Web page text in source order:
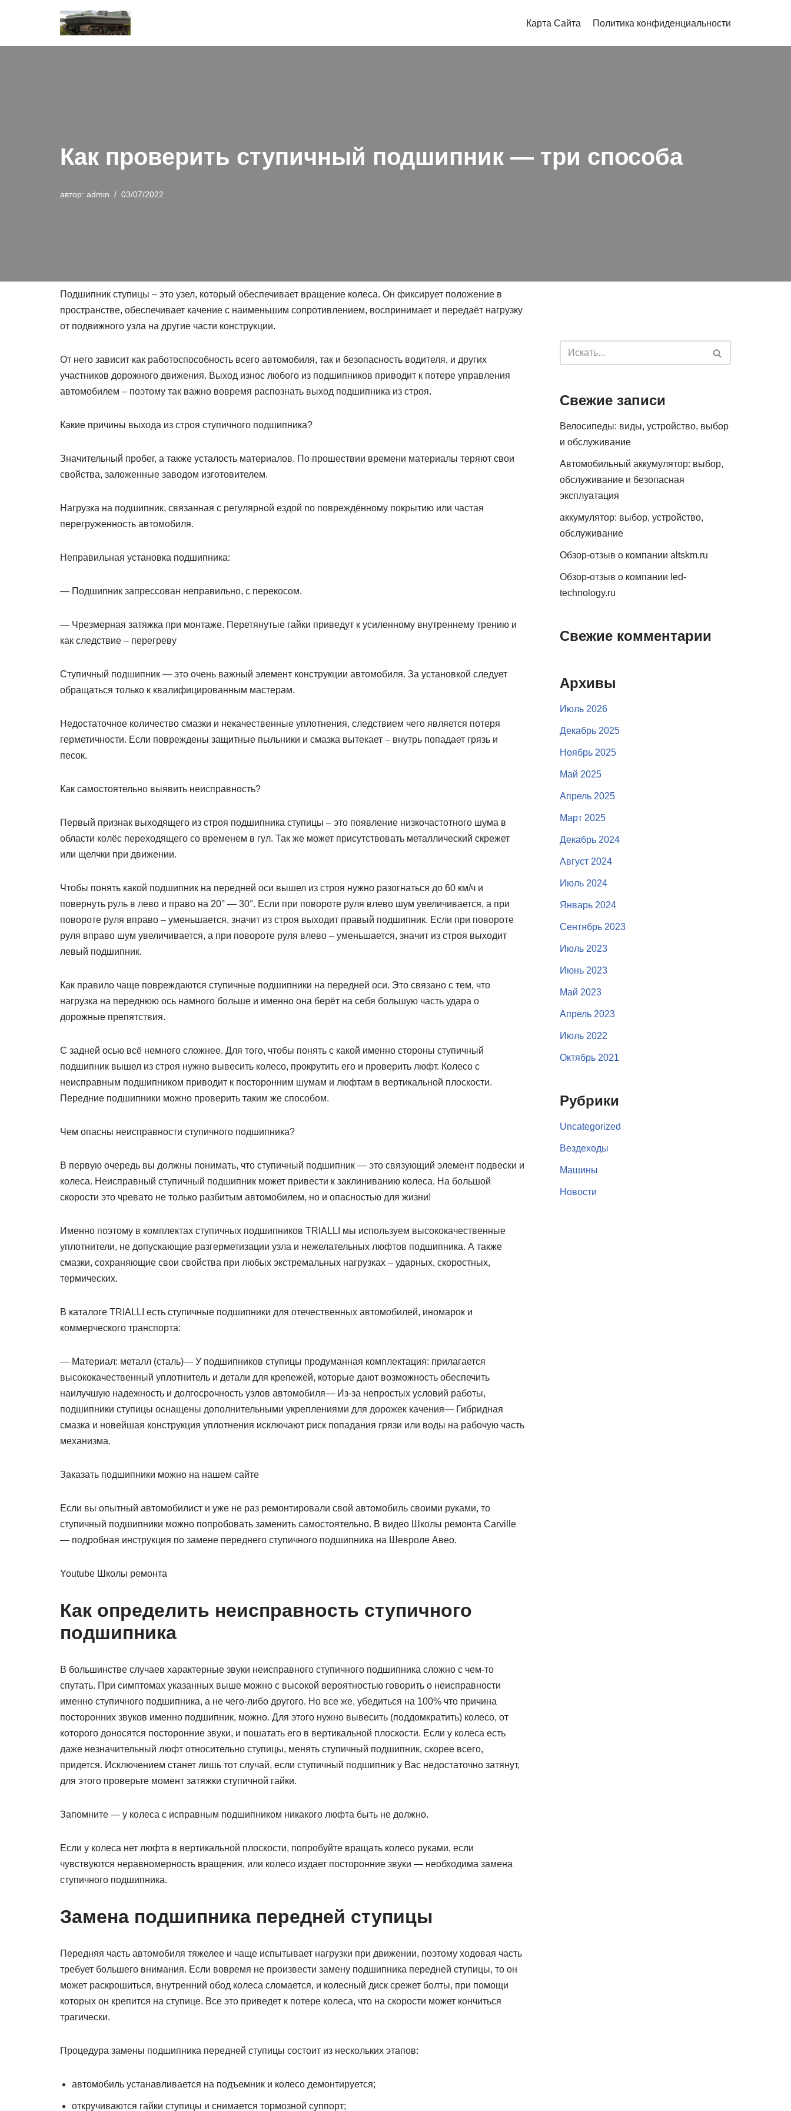
к
Карта Сайта Политика конфиденциальности
Как проверить ступичный подшипник — три способа
автор: admin 03/07/2022
Подшипник ступицы – это узел, который обеспечивает вращение колеса. Он фиксирует положение в
пространстве, обеспечивает качение с наименьшим сопротивлением, воспринимает и передаёт нагрузку
от подвижного узла на другие части конструкции.
От него зависит как работоспособность всего автомобиля, так и безопасность водителя, и других
участников дорожного движения. Выход износ любого из подшипников приводит к потере управления
автомобилем – поэтому так важно вовремя распознать выход подшипника из строя.
Какие причины выхода из строя ступичного подшипника?
Значительный пробег, а также усталость материалов. По прошествии времени материалы теряют свои
свойства, заложенные заводом изготовителем.
Нагрузка на подшипник, связанная с регулярной ездой по повреждённому покрытию или частая
перегруженность автомобиля.
Неправильная установка подшипника:
— Подшипник запрессован неправильно, с перекосом.
— Чрезмерная затяжка при монтаже. Перетянутые гайки приведут к усиленному внутреннему трению и
как следствие – перегреву
Ступичный подшипник — это очень важный элемент конструкции автомобиля. За установкой следует
обращаться только к квалифицированным мастерам.
Недостаточное количество смазки и некачественные уплотнения, следствием чего является потеря
герметичности. Если повреждены защитные пыльники и смазка вытекает – внутрь попадает грязь и
песок.
Как самостоятельно выявить неисправность?
Первый признак выходящего из строя подшипника ступицы – это появление низкочастотного шума в
области колёс переходящего со временем в гул. Так же может присутствовать металлический скрежет
или щелчки при движении.
Чтобы понять какой подшипник на передней оси вышел из строя нужно разогнаться до 60 км/ч и
повернуть руль в лево и право на 20° — 30°. Если при повороте руля влево шум увеличивается, а при
повороте руля вправо – уменьшается, значит из строя выходит правый подшипник. Если при повороте
руля вправо шум увеличивается, а при повороте руля влево – уменьшается, значит из строя выходит
левый подшипник.
Как правило чаще повреждаются ступичные подшипники на передней оси. Это связано с тем, что
нагрузка на переднюю ось намного больше и именно она берёт на себя большую часть удара о
дорожные препятствия.
С задней осью всё немного сложнее. Для того, чтобы понять с какой именно стороны ступичный
подшипник вышел из строя нужно вывесить колесо, прокрутить его и проверить люфт. Колесо с
неисправным подшипником приводит к посторонним шумам и люфтам в вертикальной плоскости.
Передние подшипники можно проверить таким же способом.
Чем опасны неисправности ступичного подшипника?
В первую очередь вы должны понимать, что ступичный подшипник — это связующий элемент подвески и
колеса. Неисправный ступичный подшипник может привести к заклиниванию колеса. На большой
скорости это чревато не только разбитым автомобилем, но и опасностью для жизни!
Именно поэтому в комплектах ступичных подшипников TRIALLI мы используем высококачественные
уплотнители, не допускающие разгерметизации узла и нежелательных люфтов подшипника. А также
смазки, сохраняющие свои свойства при любых экстремальных нагрузках – ударных, скоростных,
термических.
В каталоге TRIALLI есть ступичные подшипники для отечественных автомобилей, иномарок и
коммерческого транспорта:
— Материал: металл (сталь)— У подшипников ступицы продуманная комплектация: прилагается
высококачественный уплотнитель и детали для крепежей, которые дают возможность обеспечить
наилучшую надежность и долгосрочность узлов автомобиля— Из-за непростых условий работы,
подшипники ступицы оснащены дополнительными укреплениями для дорожек качения— Гибридная
смазка и новейшая конструкция уплотнения исключают риск попадания грязи или воды на рабочую часть
механизма.
Заказать подшипники можно на нашем сайте
Если вы опытный автомобилист и уже не раз ремонтировали свой автомобиль своими руками, то
ступичный подшипники можно попробовать заменить самостоятельно. В видео Школы ремонта Carville
— подробная инструкция по замене переднего ступичного подшипника на Шевроле Авео.
Youtube Школы ремонта
Как определить неисправность ступичного
подшипника
В большинстве случаев характерные звуки неисправного ступичного подшипника сложно с чем-то
спутать. При симптомах указанных выше можно с высокой вероятностью говорить о неисправности
именно ступичного подшипника, а не чего-либо другого. Но все же, убедиться на 100% что причина
посторонних звуков именно подшипник, можно. Для этого нужно вывесить (поддомкратить) колесо, от
которого доносятся посторонние звуки, и пошатать его в вертикальной плоскости. Если у колеса есть
даже незначительный люфт относительно ступицы, менять ступичный подшипник, скорее всего,
придется. Исключением станет лишь тот случай, если ступичный подшипник у Вас недостаточно затянут,
для этого проверьте момент затяжки ступичной гайки.
Запомните — у колеса с исправным подшипником никакого люфта быть не должно.
Если у колеса нет люфта в вертикальной плоскости, попробуйте вращать колесо руками, если
чувствуются неравномерность вращения, или колесо издает посторонние звуки — необходима замена
ступичного подшипника.
Замена подшипника передней ступицы
Передняя часть автомобиля тяжелее и чаще испытывает нагрузки при движении, поэтому ходовая часть
требует большего внимания. Если вовремя не произвести замену подшипника передней ступицы, то он
может раскрошиться, внутренний обод колеса сломается, и колесный диск срежет болты, при помощи
которых он крепится на ступице. Все это приведет к потере колеса, что на скорости может кончиться
трагически.
Процедура замены подшипника передней ступицы состоит из нескольких этапов:
автомобиль устанавливается на подъемник и колесо демонтируется;
откручиваются гайки ступицы и снимается тормозной суппорт;
Свежие записи
Велосипеды: виды, устройство, выбор
и обслуживание
Автомобильный аккумулятор: выбор,
обслуживание и безопасная
эксплуатация
аккумулятор: выбор, устройство,
обслуживание
Обзор-отзыв о компании altskm.ru
Обзор-отзыв о компании led-
technology.ru
Свежие комментарии
Архивы
Июль 2026
Декабрь 2025
Ноябрь 2025
Май 2025
Апрель 2025
Март 2025
Декабрь 2024
Август 2024
Июль 2024
Январь 2024
Сентябрь 2023
Июль 2023
Июнь 2023
Май 2023
Апрель 2023
Июль 2022
Октябрь 2021
Рубрики
Uncategorized
Вездеходы
Машины
Новости